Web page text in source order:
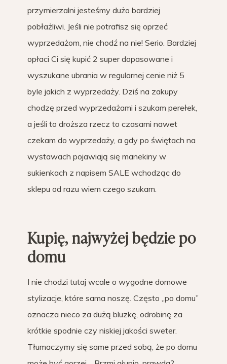
przymierzalni jesteśmy dużo bardziej
pobłażliwi. Jeśli nie potrafisz się oprzeć
wyprzedażom, nie chodź na nie! Serio. Bardziej
opłaci Ci się kupić 2 super dopasowane i
wyszukane ubrania w regularnej cenie niż 5
byle jakich z wyprzedaży. Dziś na zakupy
chodzę przed wyprzedażami i szukam perełek,
a jeśli to droższa rzecz to czasami nawet
czekam do wyprzedaży, a gdy po świętach na
wystawach pojawiają się manekiny w
sukienkach z napisem SALE wchodząc do
sklepu od razu wiem czego szukam.
Kupię, najwyżej będzie po
domu
I nie chodzi tutaj wcale o wygodne domowe
stylizacje, które sama noszę. Często „po domu”
oznacza nieco za dużą bluzkę, odrobinę za
krótkie spodnie czy niskiej jakości sweter.
Tłumaczymy się same przed sobą, że po domu